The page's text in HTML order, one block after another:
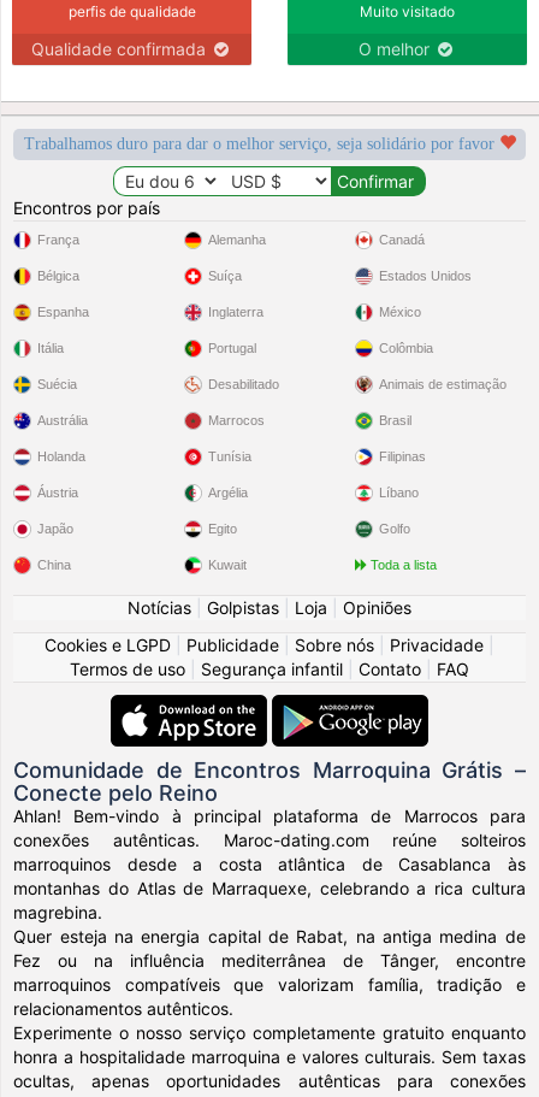
perfis de qualidade
Qualidade confirmada
Muito visitado
O melhor
Trabalhamos duro para dar o melhor serviço, seja solidário por favor
Encontros por país
França
Bélgica
Espanha
Itália
Suécia
Alemanha
Suíça
Inglaterra
Portugal
Desabilitado
Canadá
Estados Unidos
México
Colômbia
Animais de estimação
Austrália
Holanda
Áustria
Japão
China
Marrocos
Tunísia
Argélia
Egito
Kuwait
Brasil
Filipinas
Líbano
Golfo
Toda a lista
Notícias Golpistas Loja
Opiniões
Cookies e LGPD
Publicidade Sobre nós Privacidade
Termos de uso
Segurança infantil Contato FAQ
Comunidade de Encontros Marroquina Grátis –
Conecte pelo Reino
Ahlan! Bem-vindo à principal plataforma de Marrocos para
conexões autênticas. Maroc-dating.com reúne solteiros
marroquinos desde a costa atlântica de Casablanca às
montanhas do Atlas de Marraquexe, celebrando a rica cultura
magrebina.
Quer esteja na energia capital de Rabat, na antiga medina de
Fez ou na influência mediterrânea de Tânger, encontre
marroquinos compatíveis que valorizam família, tradição e
relacionamentos autênticos.
Experimente o nosso serviço completamente gratuito enquanto
honra a hospitalidade marroquina e valores culturais. Sem taxas
ocultas, apenas oportunidades autênticas para conexões